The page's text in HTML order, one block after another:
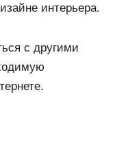
интерьера.
с другими